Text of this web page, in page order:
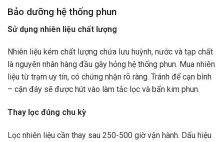
Bảo dưỡng hệ thống phun
Sử dụng nhiên liệu chất lượng
Nhiên liệu kém chất lượng chứa lưu huỳnh, nước và tạp chất
là nguyên nhân hàng đầu gây hỏng hệ thống phun. Mua nhiên
liệu từ trạm uy tín, có chứng nhận rõ ràng. Tránh để cạn bình
– cặn đáy sẽ được hút vào làm tắc lọc và bẩn kim phun.
Thay lọc đúng chu kỳ
Lọc nhiên liệu cần thay sau 250-500 giờ vận hành. Dấu hiệu